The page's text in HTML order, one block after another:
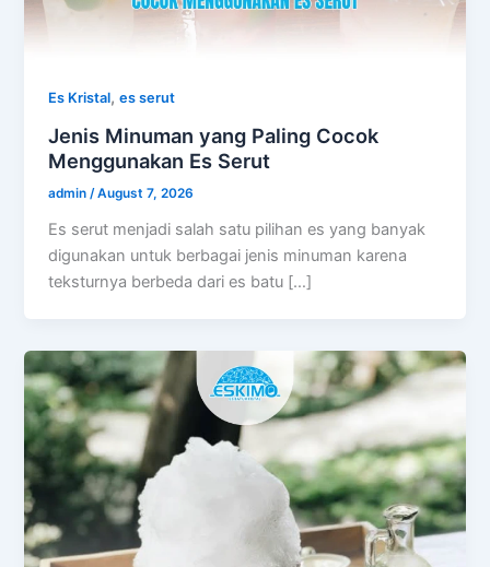
Es Kristal,es serut
Jenis Minuman yang Paling Cocok
Menggunakan Es Serut
admin/August 7, 2026
Es serut menjadi salah satu pilihan es yang banyak
digunakan untuk berbagai jenis minuman karena
teksturnya berbeda dari es batu […]